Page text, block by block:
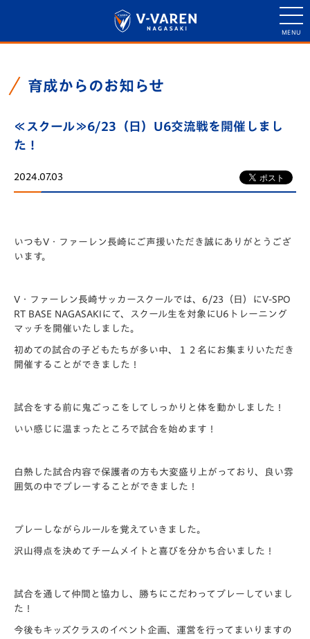
育成からのお知らせ
≪スクール≫6/23（日）U6交流戦を開催しまし
た！
2024.07.03
いつもV・ファーレン長崎にご声援いただき誠にありがとうござ
います。
V・ファーレン長崎サッカースクールでは、6/23（日）にV-SPO
RT BASE NAGASAKIにて、スクール生を対象にU6トレーニング
マッチを開催いたしました。
初めての試合の子どもたちが多い中、１２名にお集まりいただき
開催することができました！
試合をする前に鬼ごっこをしてしっかりと体を動かしました！
いい感じに温まったところで試合を始めます！
白熱した試合内容で保護者の方も大変盛り上がっており、良い雰
囲気の中でプレーすることができました！
プレーしながらルールを覚えていきました。
沢山得点を決めてチームメイトと喜びを分かち合いました！
試合を通して仲間と協力し、勝ちにこだわってプレーしていまし
た！
今後もキッズクラスのイベント企画、運営を行ってまいりますの